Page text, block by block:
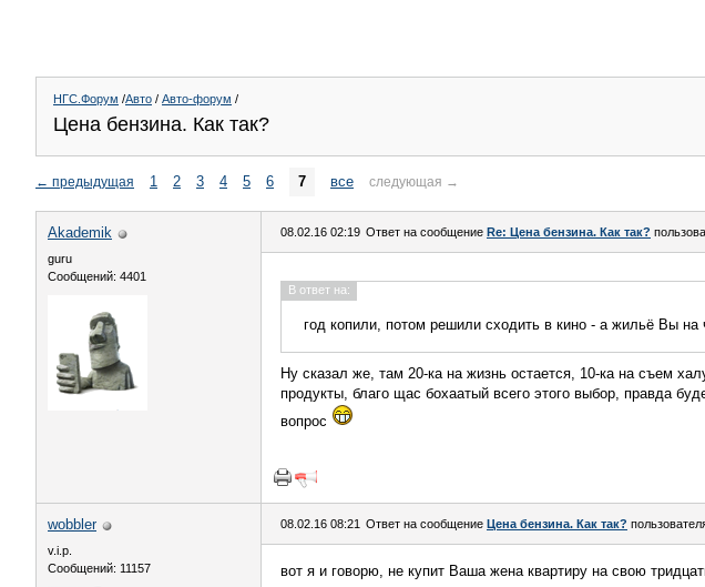
НГС.Форум /Авто / Авто-форум /
Цена бензина. Как так?
← предыдущая 1 2 3 4 5 6 7 все следующая →
Akademik
guru
Сообщений: 4401
08.02.16 02:19 Ответ на сообщение Re: Цена бензина. Как так?
В ответ на:
год копили, потом решили сходить в кино - а жильё Вы на
Ну сказал же, там 20-ка на жизнь остается, 10-ка на съем
продукты, благо щас бохаатый всего этого выбор, правда
вопрос
wobbler
v.i.p.
Сообщений: 11157
08.02.16 08:21 Ответ на сообщение Цена бензина. Как так?
вот я и говорю, не купит Ваша жена квартиру на свою